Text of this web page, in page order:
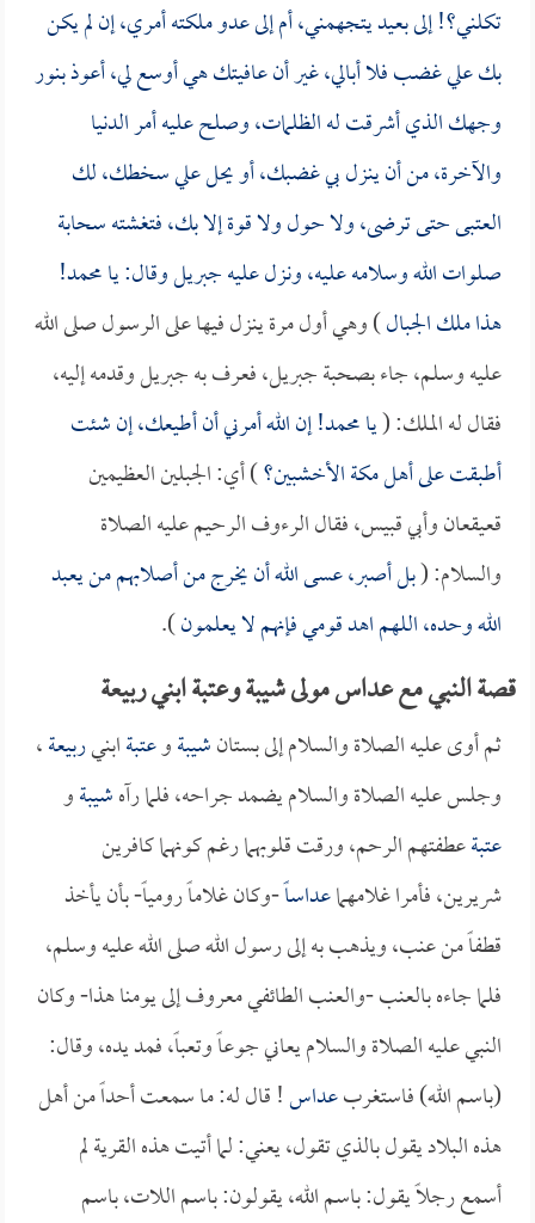
تكلني؟! إلى بعيد يتجهمني، أم إلى عدو ملكته أمري، إن لم يكن
بك علي غضب فلا أبالي، غير أن عافيتك هي أوسع لي، أعوذ بنور
وجهك الذي أشرقت له الظلمات، وصلح عليه أمر الدنيا
والآخرة، من أن ينزل بي غضبك، أو يحل علي سخطك، لك
العتبى حتى ترضى، ولا حول ولا قوة إلا بك، فتغشته سحابة
صلوات الله وسلامه عليه، ونزل عليه جبريل وقال: يا محمد!
هذا ملك الجبال) وهي أول مرة ينزل فيها على الرسول صلى الله
عليه وسلم، جاء بصحبة جبريل، فعرف به جبريل وقدمه إليه،
فقال له الملك: (يا محمد! إن الله أمرني أن أطيعك، إن شئت
أطبقت على أهل مكة الأخشبين؟) أي: الجبلين العظيمين
قعيقعان وأبي قبيس، فقال الرءوف الرحيم عليه الصلاة
والسلام: (بل أصبر، عسى الله أن يخرج من أصلابهم من يعبد
الله وحده، اللهم اهد قومي فإنهم لا يعلمون).
قصة النبي مع عداس مولى شيبة وعتبة ابني ربيعة
ثم أوى عليه الصلاة والسلام إلى بستانشيبةوعتبةابنيربيعة،
وجلس عليه الصلاة والسلام يضمد جراحه، فلما رآهشيبةو
عتبةعطفتهم الرحم، ورقت قلوبهما رغم كونهما كافرين
شريرين، فأمرا غلامهماعداساً-وكان غلاماً رومياً- بأن يأخذ
قطفاً من عنب، ويذهب به إلى رسول الله صلى الله عليه وسلم،
فلما جاءه بالعنب -والعنب الطائفي معروف إلى يومنا هذا- وكان
النبي عليه الصلاة والسلام يعاني جوعاً وتعباً، فمد يده، وقال:
(باسم الله) فاستغربعداس! قال له: ما سمعت أحداً من أهل
هذه البلاد يقول بالذي تقول، يعني: لما أتيت هذه القرية لم
أسمع رجلاً يقول: باسم الله، يقولون: باسم اللات، باسم